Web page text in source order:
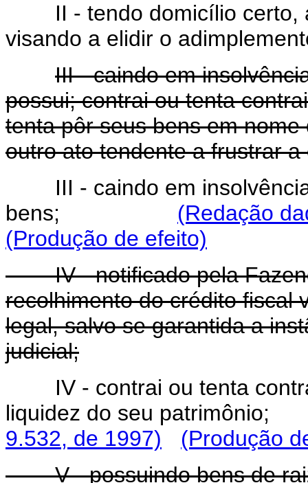
II - tendo domicílio
visando a elidir o
III - caindo em
possui; contrai ou tenta
tenta pôr seus bens em
outro ato tendente a frustrar
III - caindo em
bens; (Redação
(Produção de efeito)
IV - notificado pela
recolhimento do crédito fiscal
legal, salvo se garantida a
judicial;
IV - contrai ou tenta
liquidez do seu
9.532, de 1997)
(Produção
V - possuindo bens de